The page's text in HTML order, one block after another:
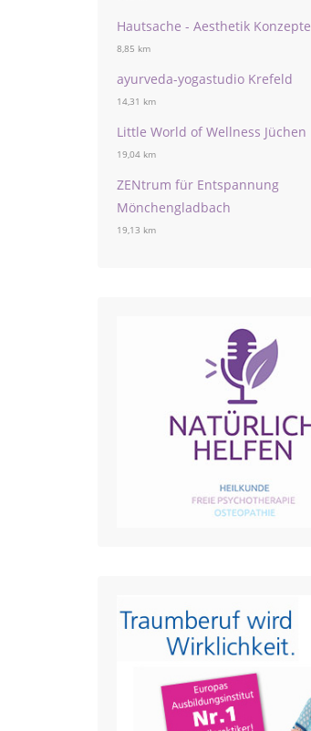
Hautsache - Aesthetik Konzepte
8,85 km
ayurveda-yogastudio Krefeld
14,31 km
Little World of Wellness Jüchen
19,04 km
ZENtrum für Entspannung
Mönchengladbach
19,13 km